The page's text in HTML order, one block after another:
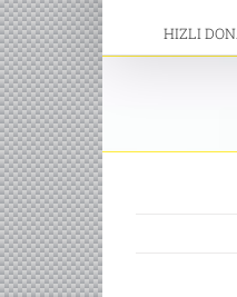
HIZLI